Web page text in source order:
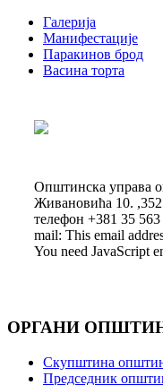
Галерија
Манифестације
Паракинов брод
Васина торта
Општинска управа
Живановића 10.
телефон +381 35
mail: This email
You need JavaScript
ОРГАНИ
Скупштина
Председник